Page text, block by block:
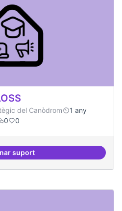
del Canòdrom
1 any
0 0
suport
Sensibilització FLOSS